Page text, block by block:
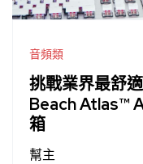
音頻類
挑戰業界最舒
Beach Atlas™
箱
幫主